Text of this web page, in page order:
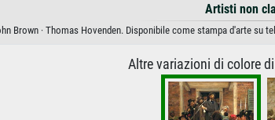
Artisti non
Brown · Thomas Hovenden. Disponibile come stampa d'arte
Altre variazioni di colore